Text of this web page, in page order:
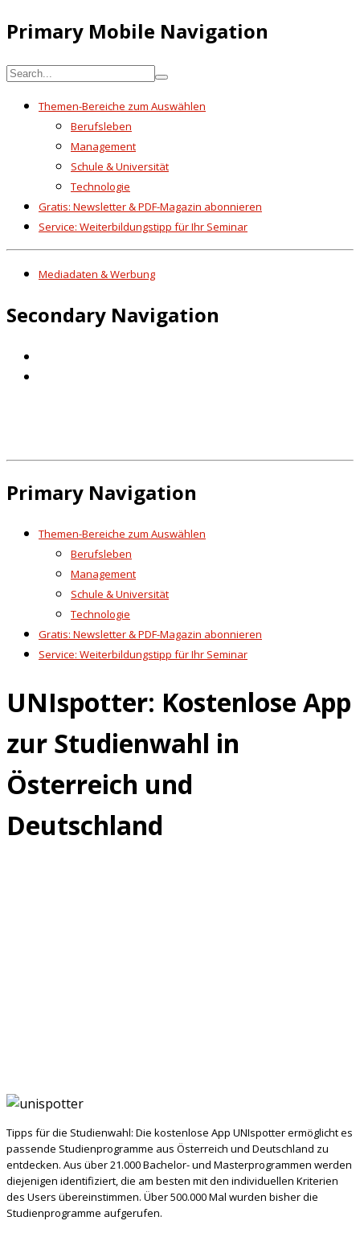
Primary Mobile Navigation
Themen-Bereiche zum Auswählen
Berufsleben
Management
Schule & Universität
Technologie
Gratis: Newsletter & PDF-Magazin abonnieren
Service: Weiterbildungstipp für Ihr Seminar
Mediadaten & Werbung
Secondary Navigation
Primary Navigation
Themen-Bereiche zum Auswählen
Berufsleben
Management
Schule & Universität
Technologie
Gratis: Newsletter & PDF-Magazin abonnieren
Service: Weiterbildungstipp für Ihr Seminar
UNIspotter: Kostenlose App
zur Studienwahl in
Österreich und
Deutschland
Tipps für die Studienwahl: Die kostenlose App UNIspotter ermöglicht es
passende Studienprogramme aus Österreich und Deutschland zu
entdecken. Aus über 21.000 Bachelor- und Masterprogrammen werden
diejenigen identifiziert, die am besten mit den individuellen Kriterien
des Users übereinstimmen. Über 500.000 Mal wurden bisher die
Studienprogramme aufgerufen.